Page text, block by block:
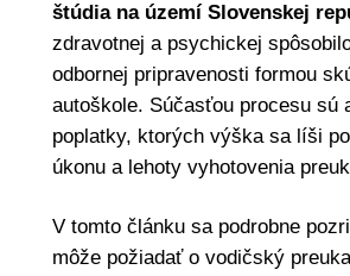
štúdia na území Slovenskej
zdravotnej a psychickej
odbornej pripravenosti formou
autoškole. Súčasťou procesu sú
poplatky, ktorých výška sa líši
úkonu a lehoty vyhotovenia
V tomto článku sa podrobne
môže požiadať o vodičský